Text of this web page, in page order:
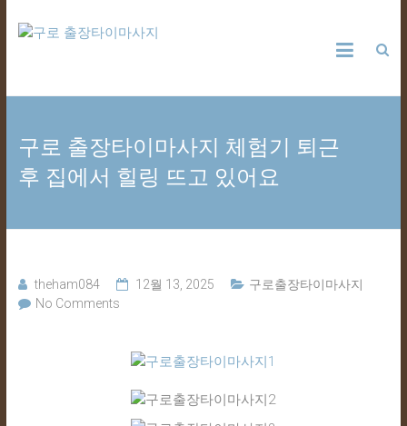
구
장
마
구로 출장타이마사지 체험기 퇴근
후 집에서 힐링 뜨고 있어요
theham084 12월 13, 2025
구로출장타이마사지
No Comments